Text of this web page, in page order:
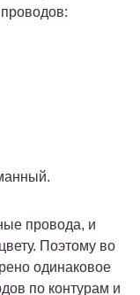
провода, и
Поэтому во
одинаковое
по контурам и